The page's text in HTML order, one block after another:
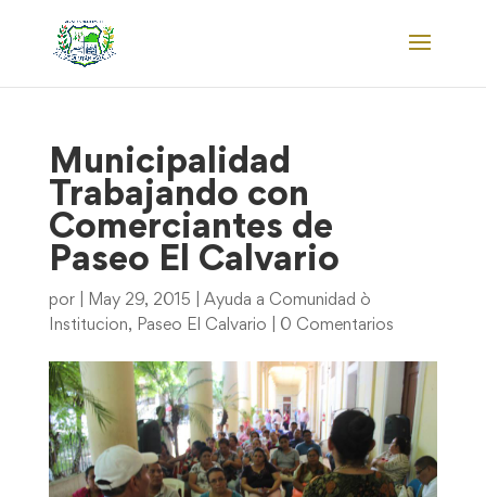
Municipalidad
Trabajando con
Comerciantes de
Paseo El Calvario
por May 29, 2015
Ayuda a Comunidad ò
Institucion, Paseo El Calvario 0 Comentarios